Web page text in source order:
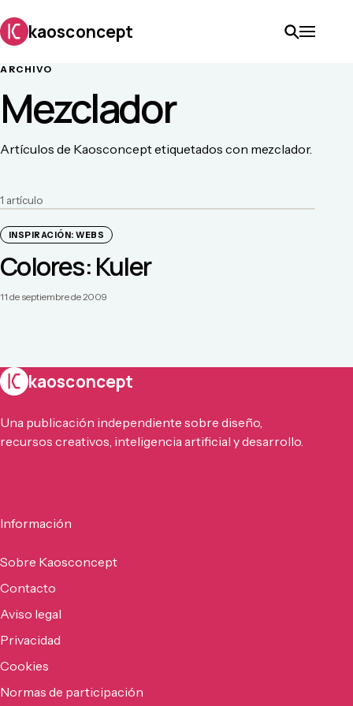
kaosconcept
ARCHIVO
Mezclador
Artículos de Kaosconcept etiquetados con mezclador.
1 artículo
INSPIRACIÓN: WEBS
Colores: Kuler
11 de septiembre de 2009
kaosconcept
Una publicación independiente sobre diseño,
recursos creativos, inteligencia artificial y desarrollo.
Información
Sobre Kaosconcept
Contacto
Aviso legal
Privacidad
Cookies
Normas de participación